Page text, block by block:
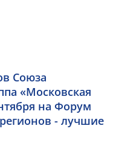
Союза
«Московская
на Форум
- лучшие